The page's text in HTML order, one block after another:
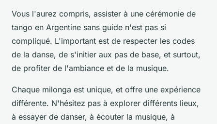
Vous l'aurez compris, assister à une cérémonie de
tango en Argentine sans guide n'est pas si
compliqué. L'important est de respecter les codes
de la danse, de s'initier aux pas de base, et surtout,
de profiter de l'ambiance et de la musique.
Chaque milonga est unique, et offre une expérience
différente. N'hésitez pas à explorer différents lieux,
à essayer de danser, à écouter la musique, à